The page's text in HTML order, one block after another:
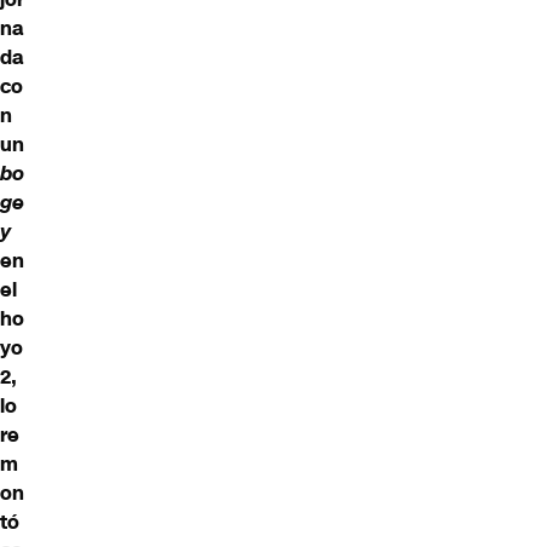
na
da
co
n
un
bo
ge
y
en
el
ho
yo
2,
lo
re
m
on
tó